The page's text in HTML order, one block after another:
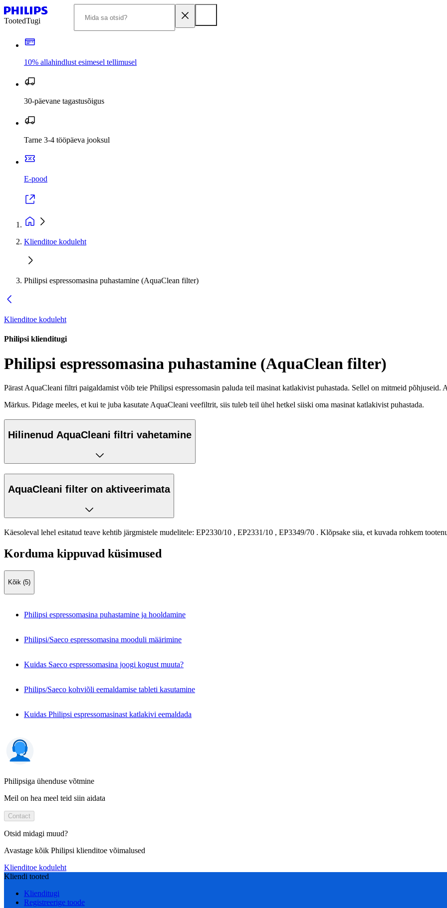
TootedTugi
10% allahindlust esimesel tellimusel
30-päevane tagastusõigus
Tarne 3-4 tööpäeva jooksul
E-pood
Klienditoe koduleht
Philipsi espressomasina puhastamine (AquaClean filter)
Klienditoe koduleht
Philipsi klienditugi
Philipsi espressomasina puhastamine (AquaClean filter)
Pärast AquaCleani filtri paigaldamist võib teie Philipsi espressomasin paluda teil masinat katlakivist puhastada. Sellel on mitmeid
Märkus. Pidage meeles, et kui te juba kasutate AquaCleani veefiltrit, siis tuleb teil ühel hetkel siiski oma masinat katlakivist puhastada.
Hilinenud AquaCleani filtri vahetamine
AquaCleani filter on aktiveerimata
Käesoleval lehel esitatud teave kehtib järgmistele mudelitele: EP2330/10 , EP2331/10 , EP3349/70 . Klõpsake siia, et kuvada rohkem
Korduma kippuvad küsimused
Kõik (5)
Philipsi espressomasina puhastamine ja hooldamine
Philipsi/Saeco espressomasina mooduli määrimine
Kuidas Saeco espressomasina joogi kogust muuta?
Philips/Saeco kohviõli eemaldamise tableti kasutamine
Kuidas Philipsi espressomasinast katlakivi eemaldada
Philipsiga ühenduse võtmine
Meil on hea meel teid siin aidata
Contact
Otsid midagi muud?
Avastage kõik Philipsi klienditoe võimalused
Klienditoe koduleht
Kliendi tooted
Klienditugi
Registreerige toode